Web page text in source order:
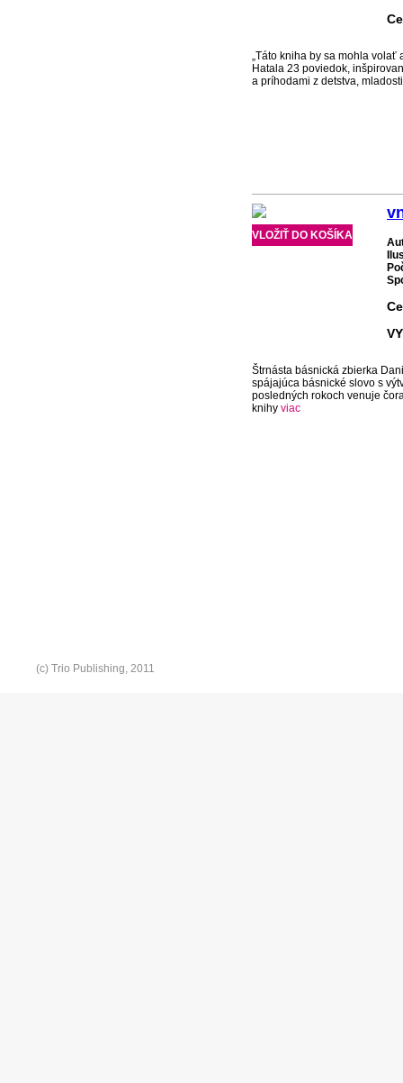
„Táto kniha by sa mohla volať
Hatala 23 poviedok,
a príhodami z detstva,
VLOŽIŤ DO KOŠÍKA
Štrnásta básnická zbierka
spájajúca básnické slovo s
posledných rokoch venuje
knihy viac
(c) Trio Publishing, 2011